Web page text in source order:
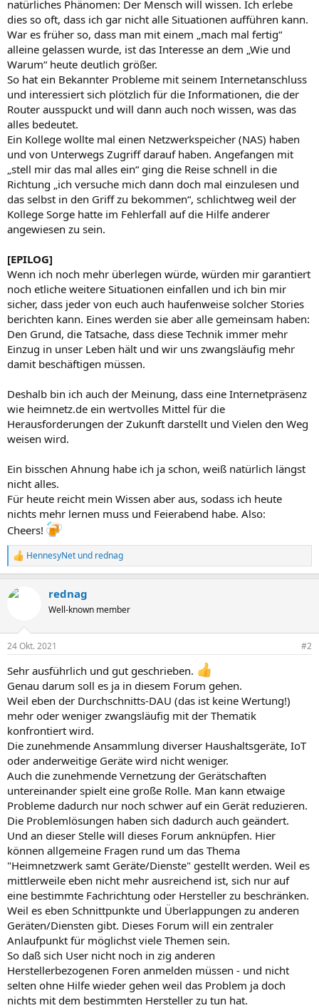
natürliches Phänomen: Der Mensch will wissen. Ich erlebe
dies so oft, dass ich gar nicht alle Situationen aufführen kann.
War es früher so, dass man mit einem „mach mal fertig“
alleine gelassen wurde, ist das Interesse an dem „Wie und
Warum“ heute deutlich größer.
So hat ein Bekannter Probleme mit seinem Internetanschluss
und interessiert sich plötzlich für die Informationen, die der
Router ausspuckt und will dann auch noch wissen, was das
alles bedeutet.
Ein Kollege wollte mal einen Netzwerkspeicher (NAS) haben
und von Unterwegs Zugriff darauf haben. Angefangen mit
„stell mir das mal alles ein“ ging die Reise schnell in die
Richtung „ich versuche mich dann doch mal einzulesen und
das selbst in den Griff zu bekommen“, schlichtweg weil der
Kollege Sorge hatte im Fehlerfall auf die Hilfe anderer
angewiesen zu sein.
[EPILOG]
Wenn ich noch mehr überlegen würde, würden mir garantiert
noch etliche weitere Situationen einfallen und ich bin mir
sicher, dass jeder von euch auch haufenweise solcher Stories
berichten kann. Eines werden sie aber alle gemeinsam haben:
Den Grund, die Tatsache, dass diese Technik immer mehr
Einzug in unser Leben hält und wir uns zwangsläufig mehr
damit beschäftigen müssen.
Deshalb bin ich auch der Meinung, dass eine Internetpräsenz
wie heimnetz.de ein wertvolles Mittel für die
Herausforderungen der Zukunft darstellt und Vielen den Weg
weisen wird.
Ein bisschen Ahnung habe ich ja schon, weiß natürlich längst
nicht alles.
Für heute reicht mein Wissen aber aus, sodass ich heute
nichts mehr lernen muss und Feierabend habe. Also:
Cheers!
R
e
k
e
:
HennesyNet und rednag
rednag
Well-known member
24 Okt. 2021 #2
Sehr ausführlich und gut geschrieben.
Genau darum soll es ja in diesem Forum gehen.
Weil eben der Durchschnitts-DAU (das ist keine Wertung!)
mehr oder weniger zwangsläufig mit der Thematik
konfrontiert wird.
Die zunehmende Ansammlung diverser Haushaltsgeräte, IoT
oder anderweitige Geräte wird nicht weniger.
Auch die zunehmende Vernetzung der Gerätschaften
untereinander spielt eine große Rolle. Man kann etwaige
Probleme dadurch nur noch schwer auf ein Gerät reduzieren.
Die Problemlösungen haben sich dadurch auch geändert.
Und an dieser Stelle will dieses Forum anknüpfen. Hier
können allgemeine Fragen rund um das Thema
"Heimnetzwerk samt Geräte/Dienste" gestellt werden. Weil es
mittlerweile eben nicht mehr ausreichend ist, sich nur auf
eine bestimmte Fachrichtung oder Hersteller zu beschränken.
Weil es eben Schnittpunkte und Überlappungen zu anderen
Geräten/Diensten gibt. Dieses Forum will ein zentraler
Anlaufpunkt für möglichst viele Themen sein.
So daß sich User nicht noch in zig anderen
Herstellerbezogenen Foren anmelden müssen - und nicht
selten ohne Hilfe wieder gehen weil das Problem ja doch
nichts mit dem bestimmten Hersteller zu tun hat.